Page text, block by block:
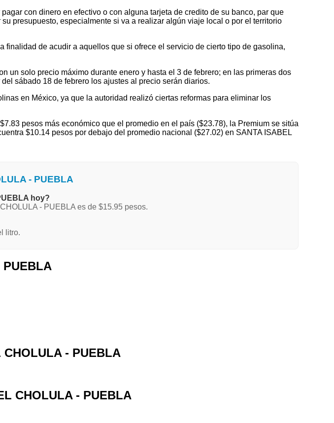
con dinero en efectivo o con alguna tarjeta de credito de su banco, par que
presupuesto, especialmente si va a realizar algún viaje local o por el territorio
de acudir a aquellos que si ofrece el servicio de cierto tipo de gasolina,
un solo precio máximo durante enero y hasta el 3 de febrero; en las primeras dos
sábado 18 de febrero los ajustes al precio serán diarios.
en México, ya que la autoridad realizó ciertas reformas para eliminar los
pesos más económico que el promedio en el país ($23.78), la Premium se sitúa
$10.14 pesos por debajo del promedio nacional ($27.02) en SANTA ISABEL
- PUEBLA
hoy?
- PUEBLA es de $15.95 pesos.
litro.
- PUEBLA
CHOLULA - PUEBLA